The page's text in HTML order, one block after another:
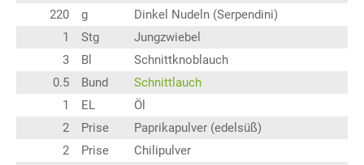
220
g
Dinkel Nudeln (Serpendini)
1
Stg
Jungzwiebel
3
Bl
Schnittknoblauch
0.5
Bund
Schnittlauch
1
EL
Öl
2
Prise
Paprikapulver (edelsüß)
2
Prise
Chilipulver